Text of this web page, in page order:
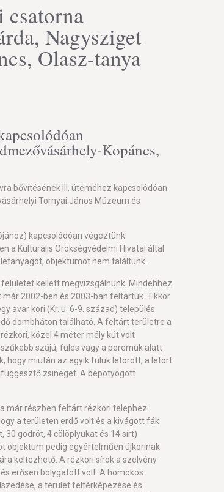
csatorna
Nagysziget
Olasz-tanya
Kopáncs,
bővítésének III. üteméhez kapcsolódóan
Tornyai János Múzeum és
kapcsolódóan végeztünk
a Kulturális Örökségvédelmi Hivatal által
objektumot nem találtunk.
kellett megvizsgálnunk. Mindehhez
2002-ben és 2003-ban feltártuk. Ekkor
avar kori (Kr. u. 6-9. század) település
dombháton található. A feltárt területre a
közel 4 méter mély kút volt
szájú, füles vagy a peremük alatt
hogy miután az egyik fülük letörött, a letört
zsineget. A bepotyogott
már részben feltárt rézkori telephez
a területen erdő volt és a kivágott fák
gödröt, 4 cölöplyukat és 14 sírt)
objektum pedig egyértelműen újkorinak
keltezhető. A rézkori sírok a szelvény
erősen bolygatott volt. A homokos
a terület feltérképezése és